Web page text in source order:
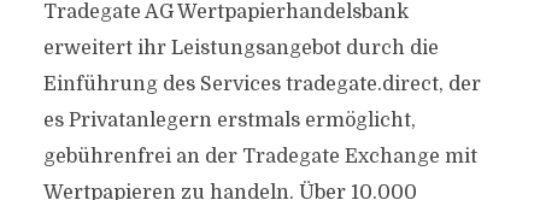
Tradegate AG Wertpapierhandelsbank
erweitert ihr Leistungsangebot durch die
Einführung des Services tradegate.direct, der
es Privatanlegern erstmals ermöglicht,
gebührenfrei an der Tradegate Exchange mit
Wertpapieren zu handeln. Über 10.000